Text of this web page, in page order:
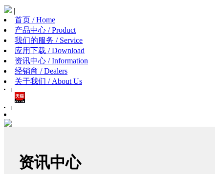
|
首页 / Home
产品中心 / Product
我们的服务 / Service
应用下载 / Download
资讯中心 / Information
经销商 / Dealers
关于我们 / About Us
|
|
资讯中心